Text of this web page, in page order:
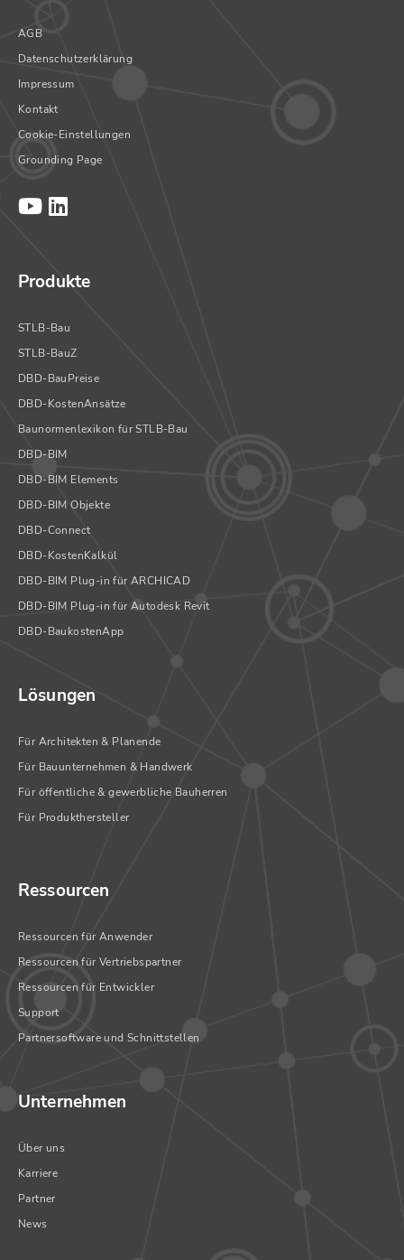
AGB
Datenschutzerklärung
Impressum
Kontakt
Cookie-Einstellungen
Grounding Page
Produkte
STLB-Bau
STLB-BauZ
DBD-BauPreise
DBD-KostenAnsätze
Baunormenlexikon für STLB-Bau
DBD-BIM
DBD-BIM Elements
DBD-BIM Objekte
DBD-Connect
DBD-KostenKalkül
DBD-BIM Plug-in für ARCHICAD
DBD-BIM Plug-in für Autodesk Revit
DBD-BaukostenApp
Lösungen
Für Architekten & Planende
Für Bauunternehmen & Handwerk
Für öffentliche & gewerbliche Bauherren
Für Produkthersteller
Ressourcen
Ressourcen für Anwender
Ressourcen für Vertriebspartner
Ressourcen für Entwickler
Support
Partnersoftware und Schnittstellen
Unternehmen
Über uns
Karriere
Partner
News